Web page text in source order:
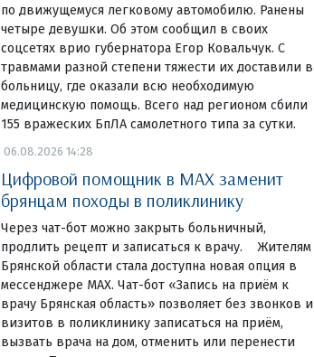
по движущемуся легковому автомобилю. Ранены
четыре девушки. Об этом сообщил в своих
соцсетях врио губернатора Егор Ковальчук. С
травмами разной степени тяжести их доставили в
больницу, где оказали всю необходимую
медицинскую помощь. Всего над регионом сбили
155 вражеских БпЛА самолетного типа за сутки.
06.08.2026 14:28
Цифровой помощник в MAX заменит
брянцам походы в поликлинику
Через чат-бот можно закрыть больничный,
продлить рецепт и записаться к врачу. Жителям
Брянской области стала доступна новая опция в
мессенджере MAX. Чат-бот «Запись на приём к
врачу Брянская область» позволяет без звонков и
визитов в поликлинику записаться на приём,
вызвать врача на дом, отменить или перенести